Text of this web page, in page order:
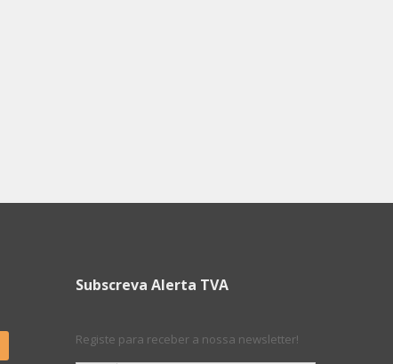
Subscreva Alerta TVA
Registe para receber a nossa newsletter!